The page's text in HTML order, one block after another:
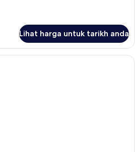
Lihat harga untuk tarikh anda
Jungle Nest | Peralatan tempat tidur